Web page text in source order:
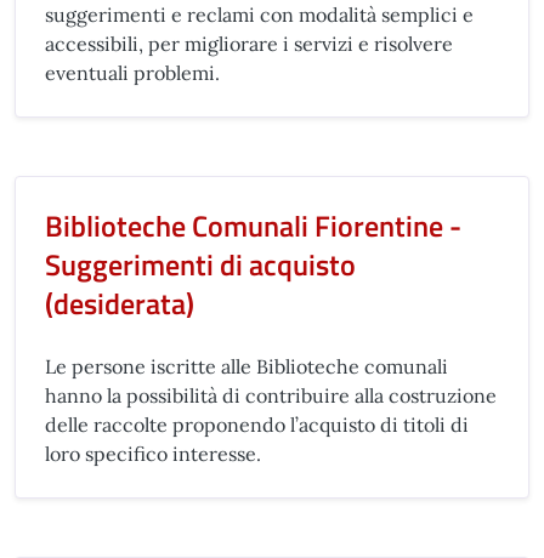
suggerimenti e reclami con modalità semplici e
accessibili, per migliorare i servizi e risolvere
eventuali problemi.
Biblioteche Comunali Fiorentine -
Suggerimenti di acquisto
(desiderata)
Le persone iscritte alle Biblioteche comunali
hanno la possibilità di contribuire alla costruzione
delle raccolte proponendo l’acquisto di titoli di
loro specifico interesse.